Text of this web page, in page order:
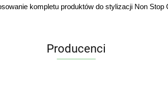
kompletu produktów do stylizacji Non
Producenci